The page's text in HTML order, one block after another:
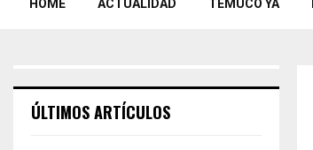
HOME ACTUALIDAD TEMUCO YA
ÚLTIMOS ARTÍCULOS